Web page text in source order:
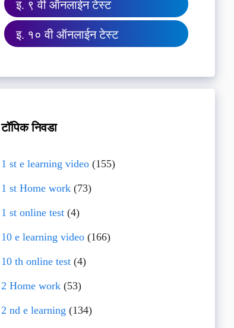
इ. ९ वी ऑनलाईन टेस्ट
इ. १० वी ऑनलाईन टेस्ट
टॉपिक निवडा
1 st e learning video(155)
1 st Home work(73)
1 st online test(4)
10 e learning video(166)
10 th online test(4)
2 Home work(53)
2 nd e learning (134)